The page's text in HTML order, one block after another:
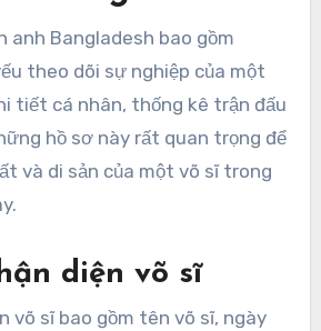
anh Bangladesh bao gồm
theo dõi sự nghiệp của một
tiết cá nhân, thống kê trận đấu
hồ sơ này rất quan trọng để
và di sản của một võ sĩ trong
diện võ sĩ
võ sĩ bao gồm tên võ sĩ, ngày